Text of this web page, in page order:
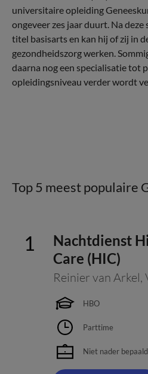
universitaire opleiding
ongeveer zes jaar duurt. Na
titel basisarts en kan hij of zij in
gezondheidszorg werken.
daarna nog een specialisatie tot
opleidingsniveau verder wordt
Top 5 meest populaire
Nachtdienst
Care (HIC)
Reinier van Arkel,
HBO
Parttime
Niet nader bepaald